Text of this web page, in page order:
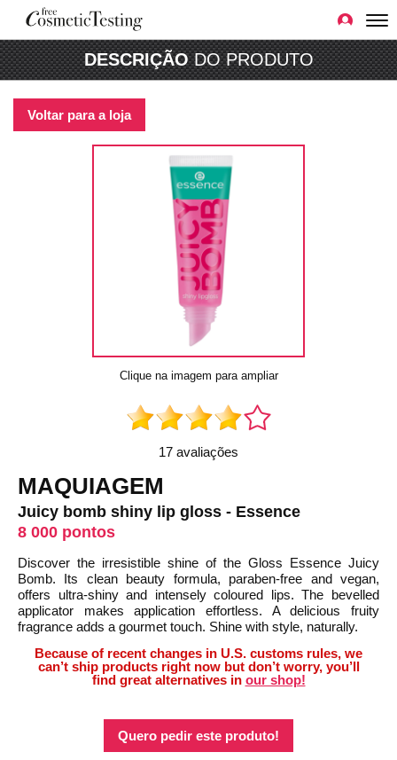
DESCRIÇÃODO PRODUTO
Voltar para a loja
Clique na imagem para ampliar
17 avaliações
MAQUIAGEM
Juicy bomb shiny lip gloss - Essence
8 000 pontos
Discover the irresistible shine of the Gloss Essence Juicy
Bomb. Its clean beauty formula, paraben-free and vegan,
offers ultra-shiny and intensely coloured lips. The bevelled
applicator makes application effortless. A delicious fruity
fragrance adds a gourmet touch. Shine with style, naturally.
Because of recent changes in U.S. customs rules, we
can’t ship products right now but don’t worry, you’ll
find great alternatives in our shop!
Quero pedir este produto!